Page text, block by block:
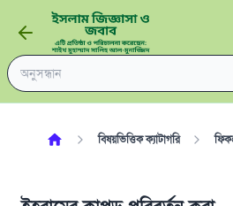
বিষয়ভিত্তিক ক্যাটাগরি